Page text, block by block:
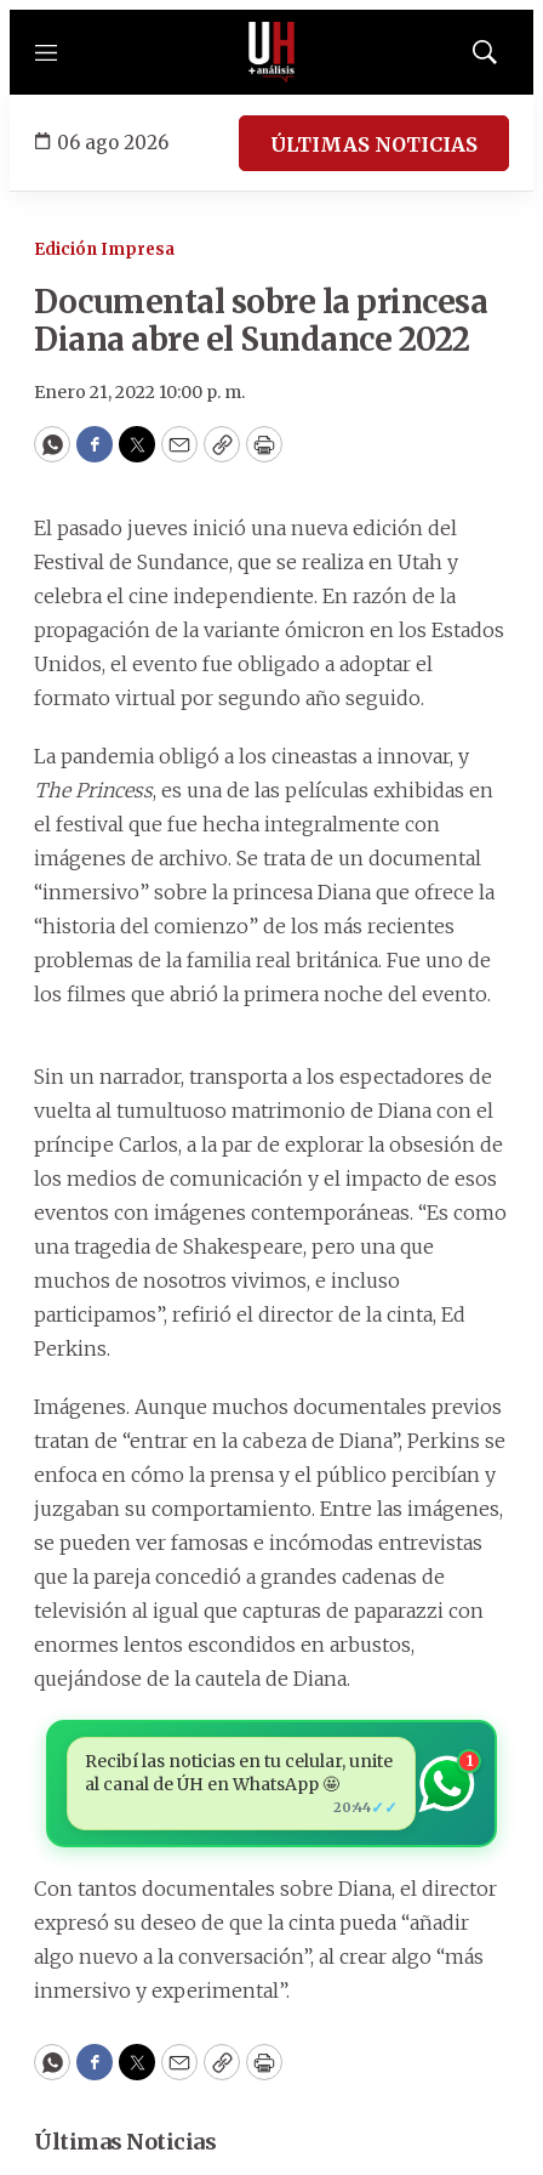
Menú
Mostrar
06 ago 2026 ÚLTIMAS NOTICIAS
Edición Impresa
Documental sobre la princesa
Diana abre el Sundance 2022
Enero 21, 2022 10:00 p. m.
WhatsApp
Facebook
Twitter
EmailCopyPrint
El pasado jueves inició una nueva edición del
Festival de Sundance, que se realiza en Utah y
celebra el cine independiente. En razón de la
propagación de la variante ómicron en los Estados
Unidos, el evento fue obligado a adoptar el
formato virtual por segundo año seguido.
La pandemia obligó a los cineastas a innovar, y
The Princess, es una de las películas exhibidas en
el festival que fue hecha integralmente con
imágenes de archivo. Se trata de un documental
“inmersivo” sobre la princesa Diana que ofrece la
“historia del comienzo” de los más recientes
problemas de la familia real británica. Fue uno de
los filmes que abrió la primera noche del evento.
Sin un narrador, transporta a los espectadores de
vuelta al tumultuoso matrimonio de Diana con el
príncipe Carlos, a la par de explorar la obsesión de
los medios de comunicación y el impacto de esos
eventos con imágenes contemporáneas. “Es como
una tragedia de Shakespeare, pero una que
muchos de nosotros vivimos, e incluso
participamos”, refirió el director de la cinta, Ed
Perkins.
Imágenes. Aunque muchos documentales previos
tratan de “entrar en la cabeza de Diana”, Perkins se
enfoca en cómo la prensa y el público percibían y
juzgaban su comportamiento. Entre las imágenes,
se pueden ver famosas e incómodas entrevistas
que la pareja concedió a grandes cadenas de
televisión al igual que capturas de paparazzi con
enormes lentos escondidos en arbustos,
quejándose de la cautela de Diana.
Recibí las noticias en tu celular, unite
al canal de ÚH en WhatsApp 🤩
20:44✓✓
1
Con tantos documentales sobre Diana, el director
expresó su deseo de que la cinta pueda “añadir
algo nuevo a la conversación”, al crear algo “más
inmersivo y experimental”.
WhatsApp
Facebook
Twitter
EmailCopyPrint
Últimas Noticias